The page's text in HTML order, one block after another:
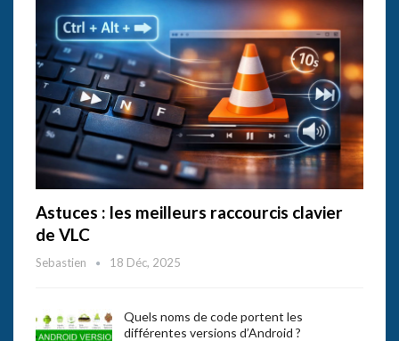
Astuces : les meilleurs raccourcis clavier
de VLC
Sebastien 18 Déc, 2025
Quels noms de code portent les
différentes versions d’Android ?